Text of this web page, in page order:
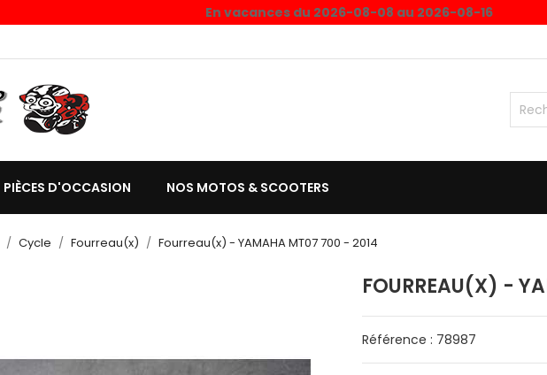
En vacances du 2026-08-08 au 2026-08-16
PIÈCES D'OCCASION NOS MOTOS & SCOOTERS
Cycle Fourreau(x) Fourreau(x) - YAMAHA MT07 700 - 2014
FOURREAU(X) -
Référence : 78987